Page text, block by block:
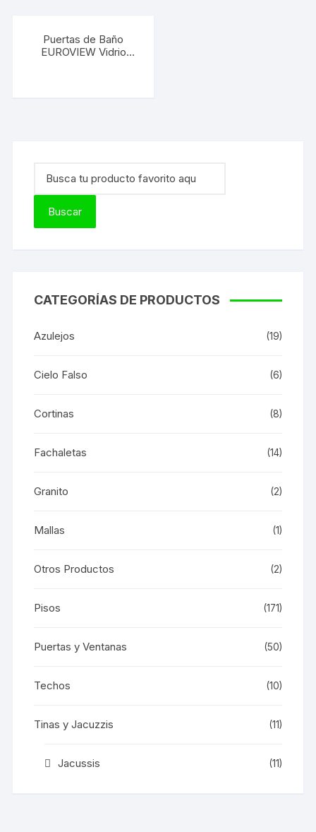
Puertas de Baño
EUROVIEW Vidrio
CATEGORÍAS DE PRODUCTOS
Azulejos (19)
Cielo Falso (6)
Cortinas (8)
Fachaletas (14)
Granito (2)
Mallas (1)
Otros Productos (2)
Pisos (171)
Puertas y Ventanas (50)
Techos (10)
Tinas y Jacuzzis (11)
Jacussis (11)